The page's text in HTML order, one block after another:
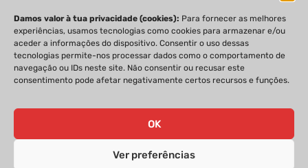
Damos valor à tua privacidade (cookies): Para fornecer as melhores
experiências, usamos tecnologias como cookies para armazenar e/ou
aceder a informações do dispositivo. Consentir o uso dessas
tecnologias permite-nos processar dados como o comportamento de
navegação ou IDs neste site. Não consentir ou recusar este
consentimento pode afetar negativamente certos recursos e funções.
OK
Ver preferências
PRIVACIDADE FICHA TÉCNICA
ESTATUTO EDITORIAL